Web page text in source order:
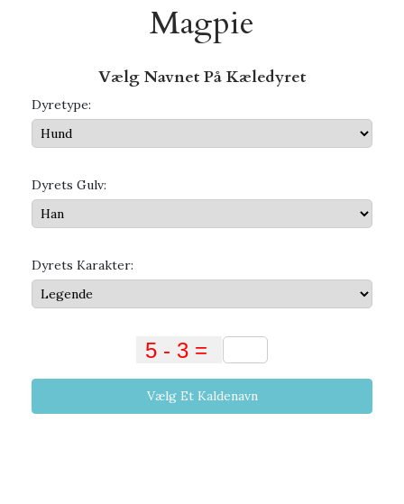
Magpie
Vælg Navnet På Kæledyret
Dyretype:
Dyrets Gulv:
Dyrets Karakter:
Vælg Et Kaldenavn